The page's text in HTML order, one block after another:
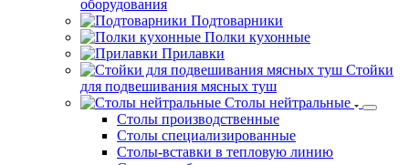
Шкафы кухонные
Колоды разрубочные
Ларь для овощей
Модули
оборудования
Подтоварники
Полки кухонные
Прилавки